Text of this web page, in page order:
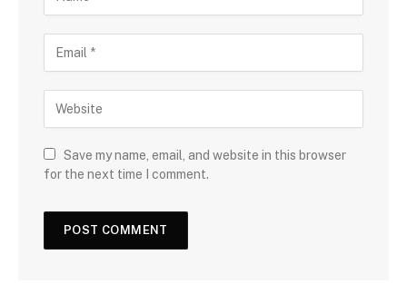
Save my name, email, and website in this browser
for the next time I comment.